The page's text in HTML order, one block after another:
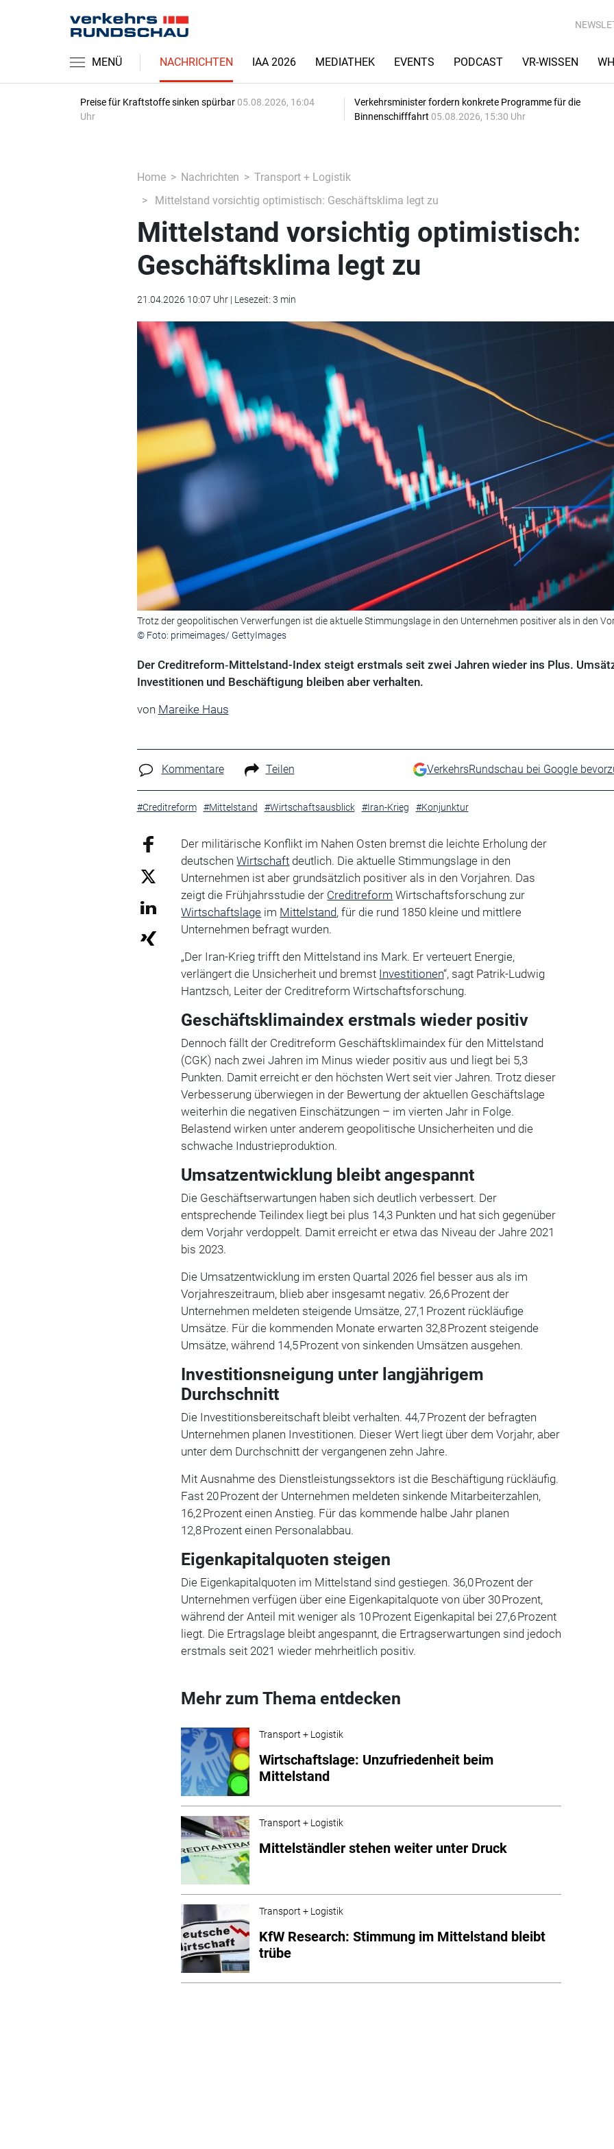
MENÜ NACHRICHTEN IAA 2026 MEDIATHEK EVENTS PODCAST VR-WISSEN
Preise für Kraftstoffe sinken spürbar 05.08.2026, 16:04
Uhr
Verkehrsminister fordern konkrete Programme für die
Binnenschifffahrt 05.08.2026, 15:30 Uhr
Home Nachrichten
Transport + Logistik
Mittelstand vorsichtig optimistisch: Geschäftsklima legt zu
Mittelstand vorsichtig optimistisch:
Geschäftsklima legt zu
21.04.2026 10:07 Uhr | Lesezeit: 3 min
Trotz der geopolitischen Verwerfungen ist die aktuelle Stimmungslage in den Unternehmen positiver als in den
© Foto: primeimages/ GettyImages
Der Creditreform‑Mittelstand-Index steigt erstmals seit zwei Jahren wieder ins Plus.
Investitionen und Beschäftigung bleiben aber verhalten.
von Mareike Haus
Kommentare Teilen VerkehrsRundschau bei Google
#Creditreform #Mittelstand #Wirtschaftsausblick #Iran-Krieg #Konjunktur
Der militärische Konflikt im Nahen Osten bremst die leichte Erholung der
deutschenWirtschaft deutlich. Die aktuelle Stimmungslage in den
Unternehmen ist aber grundsätzlich positiver als in den Vorjahren. Das
zeigt die Frühjahrsstudie der Creditreform Wirtschaftsforschung zur
Wirtschaftslage im Mittelstand, für die rund 1850 kleine und mittlere
Unternehmen befragt wurden.
„Der Iran-Krieg trifft den Mittelstand ins Mark. Er verteuert Energie,
verlängert die Unsicherheit und bremst Investitionen“, sagt Patrik-Ludwig
Hantzsch, Leiter der Creditreform Wirtschaftsforschung.
Geschäftsklimaindex erstmals wieder positiv
Dennoch fällt der Creditreform Geschäftsklimaindex für den Mittelstand
(CGK) nach zwei Jahren im Minus wieder positiv aus und liegt bei 5,3
Punkten. Damit erreicht er den höchsten Wert seit vier Jahren. Trotz dieser
Verbesserung überwiegen in der Bewertung der aktuellen Geschäftslage
weiterhin die negativen Einschätzungen – im vierten Jahr in Folge.
Belastend wirken unter anderem geopolitische Unsicherheiten und die
schwache Industrieproduktion.
Umsatzentwicklung bleibt angespannt
Die Geschäftserwartungen haben sich deutlich verbessert. Der
entsprechende Teilindex liegt bei plus 14,3 Punkten und hat sich gegenüber
dem Vorjahr verdoppelt. Damit erreicht er etwa das Niveau der Jahre 2021
bis 2023.
Die Umsatzentwicklung im ersten Quartal 2026 fiel besser aus als im
Vorjahreszeitraum, blieb aber insgesamt negativ. 26,6 Prozent der
Unternehmen meldeten steigende Umsätze, 27,1 Prozent rückläufige
Umsätze. Für die kommenden Monate erwarten 32,8 Prozent steigende
Umsätze, während 14,5 Prozent von sinkenden Umsätzen ausgehen.
Investitionsneigung unter langjährigem
Durchschnitt
Die Investitionsbereitschaft bleibt verhalten. 44,7 Prozent der befragten
Unternehmen planen Investitionen. Dieser Wert liegt über dem Vorjahr, aber
unter dem Durchschnitt der vergangenen zehn Jahre.
Mit Ausnahme des Dienstleistungssektors ist die Beschäftigung rückläufig.
Fast 20 Prozent der Unternehmen meldeten sinkende Mitarbeiterzahlen,
16,2 Prozent einen Anstieg. Für das kommende halbe Jahr planen
12,8 Prozent einen Personalabbau.
Eigenkapitalquoten steigen
Die Eigenkapitalquoten im Mittelstand sind gestiegen. 36,0 Prozent der
Unternehmen verfügen über eine Eigenkapitalquote von über 30 Prozent,
während der Anteil mit weniger als 10 Prozent Eigenkapital bei 27,6 Prozent
liegt. Die Ertragslage bleibt angespannt, die Ertragserwartungen sind jedoch
erstmals seit 2021 wieder mehrheitlich positiv.
Mehr zum Thema entdecken
Transport + Logistik
Wirtschaftslage: Unzufriedenheit beim
Mittelstand
Transport + Logistik
Mittelständler stehen weiter unter Druck
Transport + Logistik
KfW Research: Stimmung im Mittelstand bleibt
trübe